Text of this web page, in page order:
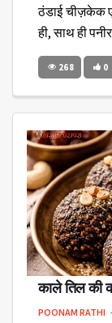
ठंडाई चीज़केक
ही, साथ ही
268 0
काले तिल की
POONAM RATHI